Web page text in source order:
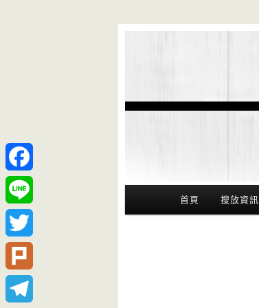
Main Menu
首頁 搜放資訊
Facebook
Line
Twitter
Plurk